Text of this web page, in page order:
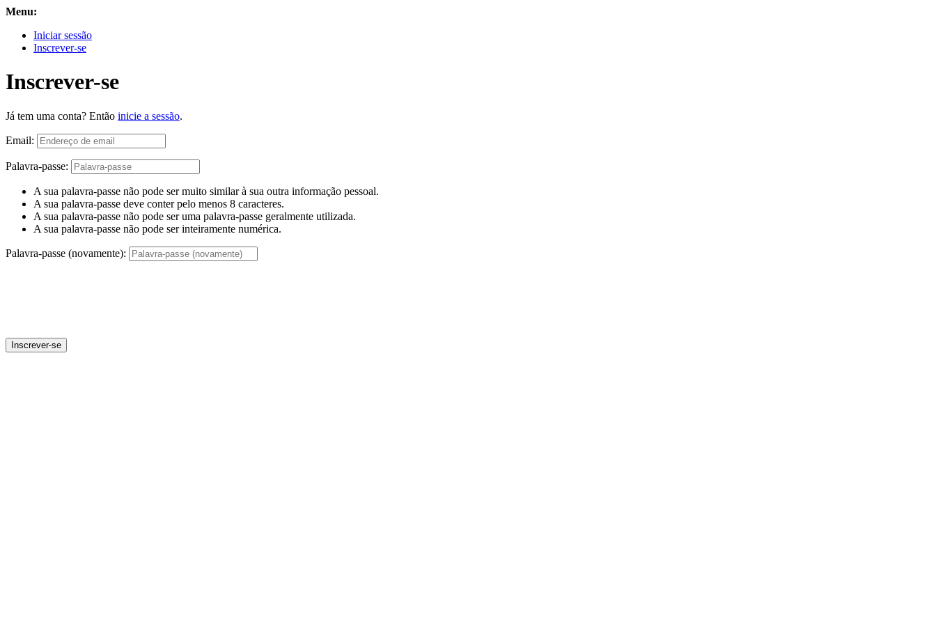
Menu:
Iniciar sessão
Inscrever-se
Inscrever-se
Já tem uma conta? Então inicie a sessão.
Email:
Palavra-passe:
A sua palavra-passe não pode ser muito similar à sua outra informação pessoal.
A sua palavra-passe deve conter pelo menos 8 caracteres.
A sua palavra-passe não pode ser uma palavra-passe geralmente utilizada.
A sua palavra-passe não pode ser inteiramente numérica.
Palavra-passe (novamente):
Inscrever-se